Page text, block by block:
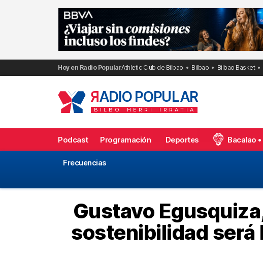
Hoy en Radio PopularAthletic Club de Bilbao Bilbao Bilbao Basket
RADIO POPULAR
BILBO HERRI IRRATIA
Podcast Programación Deportes Bacalao
Frecuencias
Gustavo
sostenibilidad será